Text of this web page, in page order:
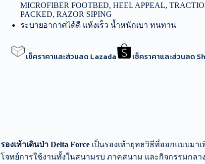
MICROFIBER FOOTBED, HEEL APPEAL,
PACKED, RAZOR SIPING
ระบายอากาศได้ดี แห้งเร็ว น้ำหนักเบา ทนทาน
เช็คราคาและส่วนลด Lazada เช็คราคาและส่วนลด
รองเท้าเดินป่า Delta Force เป็นรองเท้ายุทธวิธีที่ออกแบบมา
โจทย์การใช้งานทั้งในสนามรบ ภาคสนาม และกิจกรรมกลา